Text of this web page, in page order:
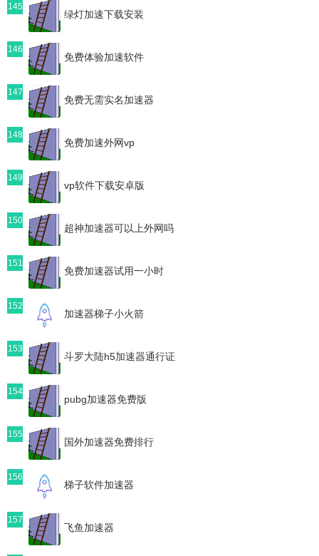
145
绿灯加速下载安装
146
免费体验加速软件
147
免费无需实名加速器
148
免费加速外网vp
149
vp软件下载安卓版
150
超神加速器可以上外网吗
151
免费加速器试用一小时
152
加速器梯子小火箭
153
斗罗大陆h5加速器通行证
154
pubg加速器免费版
155
国外加速器免费排行
156
梯子软件加速器
157
飞鱼加速器